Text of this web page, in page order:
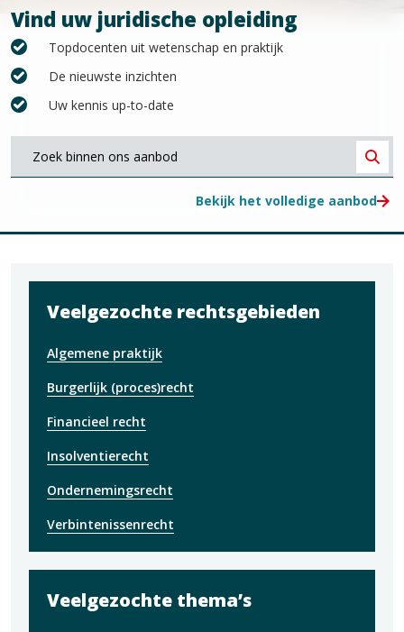
Vind uw juridische opleiding
Topdocenten uit wetenschap en praktijk
De nieuwste inzichten
Uw kennis up-to-date
bent
Bekijk het volledige aanbod
Veelgezochte rechtsgebieden
Algemene praktijk
Burgerlijk (proces)recht
Financieel recht
Insolventierecht
Ondernemingsrecht
Verbintenissenrecht
Veelgezochte thema’s